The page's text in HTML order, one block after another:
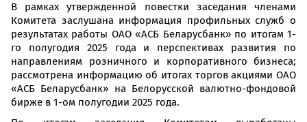
В рамках утвержденной повестки заседания членами
Комитета заслушана информация профильных служб о
результатах работы ОАО «АСБ Беларусбанк» по итогам 1-
го полугодия 2025 года и перспективах развития по
направлениям розничного и корпоративного бизнеса;
рассмотрена информацию об итогах торгов акциями ОАО
«АСБ Беларусбанк» на Белорусской валютно-фондовой
бирже в 1-ом полугодии 2025 года.